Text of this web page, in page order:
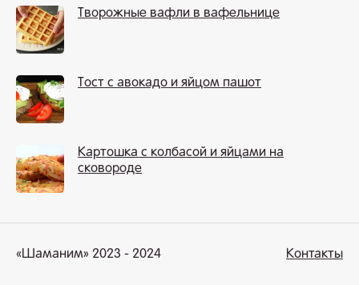
Творожные вафли в вафельнице
Тост с авокадо и яйцом пашот
Картошка с колбасой и яйцами на
сковороде
«Шаманим» 2023 - 2024 Контакты